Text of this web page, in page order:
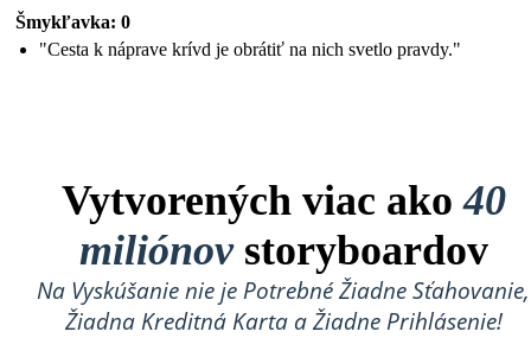
Šmykľavka: 0
"Cesta k náprave krívd je obrátiť na nich svetlo pravdy."
Vytvorených viac ako40
miliónovstoryboardov
Na Vyskúšanie nie je Potrebné Žiadne Sťahovanie,
Žiadna Kreditná Karta a Žiadne Prihlásenie!